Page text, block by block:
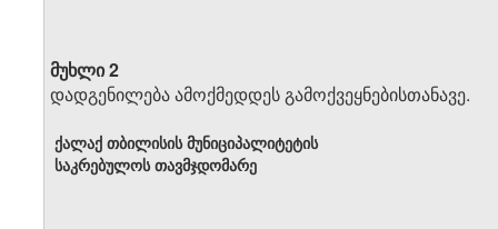
მუხლი 2
დადგენილება ამოქმედდეს გამოქვეყნებისთანავე.
ქალაქ თბილისის მუნიციპალიტეტის
საკრებულოს თავმჯდომარე